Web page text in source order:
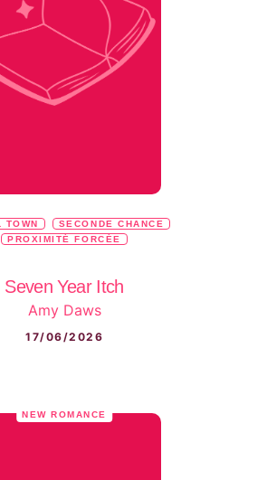
TOWN
SECONDE CHANCE
PROXIMITÉ FORCÉE
Seven Year Itch
Amy Daws
17/06/2026
NEW ROMANCE